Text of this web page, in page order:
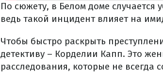
По сюжету, в Белом доме
ведь такой инцидент влияет на
Чтобы быстро раскрыть
детективу – Корделии Капп. Это
расследования, которые не